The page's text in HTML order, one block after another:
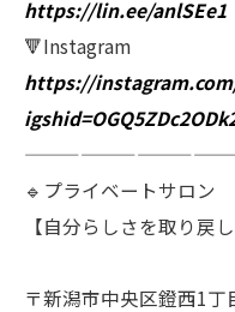
https://lin.ee/anlSEe1
🔻Instagram
https://
🔹プライベートサロン
【自分らしさを取り戻
〒新潟市中央区鐙西1丁